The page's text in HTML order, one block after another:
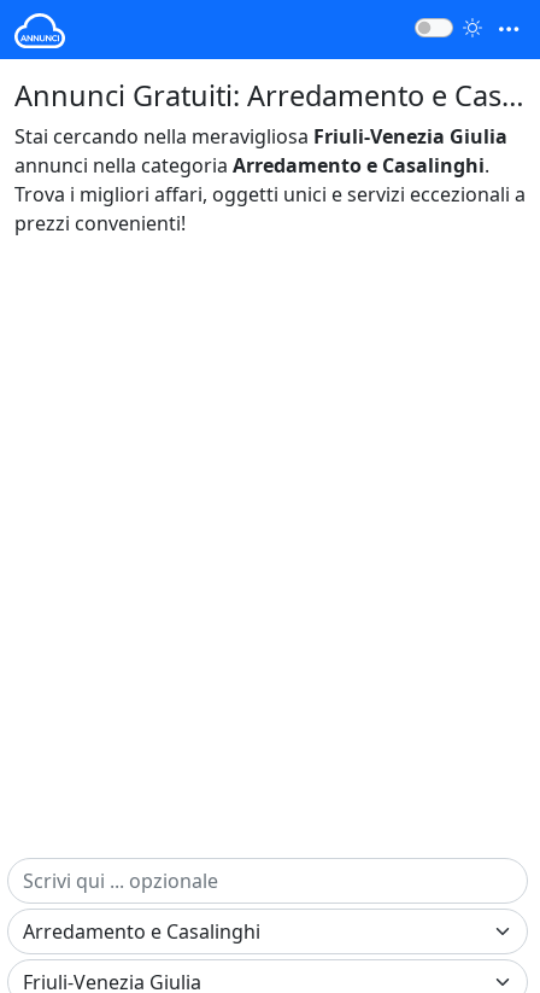
Annunci Gratuiti: Arredamento e Casalinghi Friuli-Venezia Giulia Italia
Stai cercando nella meravigliosa Friuli-Venezia Giulia
annunci nella categoria Arredamento e Casalinghi.
Trova i migliori affari, oggetti unici e servizi eccezionali a
prezzi convenienti!